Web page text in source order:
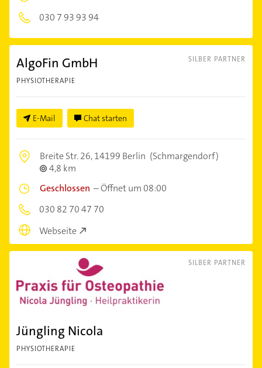
030 7 93 93 94
SILBER PARTNER
AlgoFin GmbH
PHYSIOTHERAPIE
E-Mail Chat starten
Breite Str. 26,14199 Berlin (Schmargendorf)
4,8 km
Geschlossen –Öffnet um 08:00
030 82 70 47 70
Webseite
SILBER PARTNER
Jüngling Nicola
PHYSIOTHERAPIE